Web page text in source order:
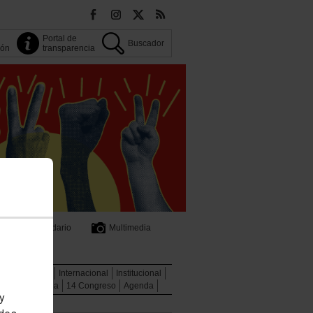
Portal de
transparencia
Buscador
Calendario
Multimedia
Internacional
Institucional
transparencia 14 Congreso
Agenda